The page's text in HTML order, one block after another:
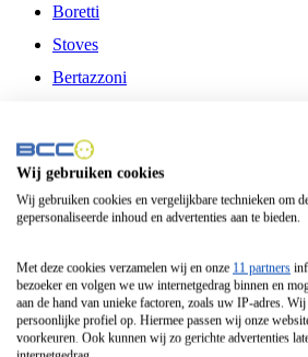
Boretti
Stoves
Bertazzoni
Fitelli
Airfryer
Frituurpan
Contactgrill
Broodbakmachine
Broodrooster
Wij gebruiken cookies
Wij gebruiken cookies en vergelijkbare technieken om
gepersonaliseerde inhoud en advertenties aan te bieden.
Met deze cookies verzamelen wij en onze 11 partners
bezoeker en volgen we uw internetgedrag binnen en
aan de hand van unieke factoren, zoals uw IP-adres.
persoonlijke profiel op. Hiermee passen wij onze
voorkeuren. Ook kunnen wij zo gerichte advertenties